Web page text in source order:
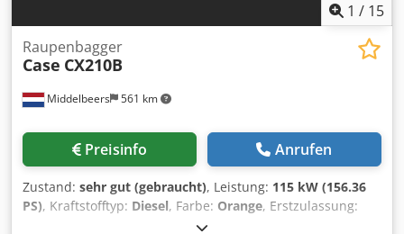
1 / 15
Middelbeers 561 km
Raupenbagger
Case CX210B
Preisinfo Anrufen
Zustand: sehr gut (gebraucht), Leistung: 115 kW (156.36
PS), Kraftstofftyp: Diesel, Farbe: Orange, Erstzulassung:
, Betriebsstunden: